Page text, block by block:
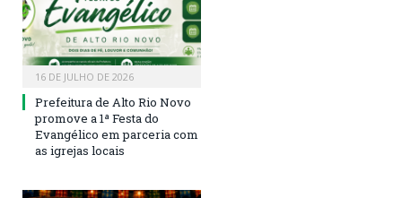
16 DE JULHO DE 2026
Prefeitura de Alto Rio Novo
promove a 1ª Festa do
Evangélico em parceria com
as igrejas locais